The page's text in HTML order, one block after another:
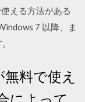
える方法がある
7 以降、ま
料で使え
によって